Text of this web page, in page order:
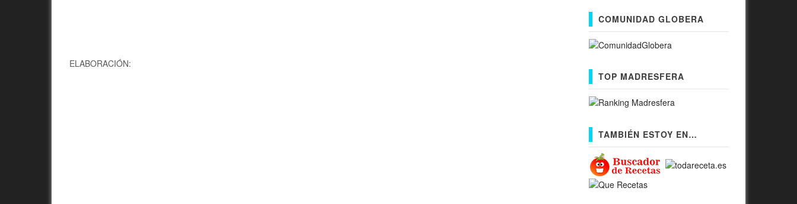
ELABORACIÓN:
COMUNIDAD GLOBERA
TOP MADRESFERA
TAMBIÉN ESTOY EN…